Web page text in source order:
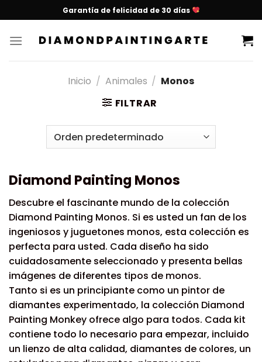
Garantía de felicidad de 30 días
Inicio / Animales / Monos
FILTRAR
Diamond Painting Monos
Descubre el fascinante mundo de la colección
Diamond Painting Monos. Si es usted un fan de los
ingeniosos y juguetones monos, esta colección es
perfecta para usted. Cada diseño ha sido
cuidadosamente seleccionado y presenta bellas
imágenes de diferentes tipos de monos.
Tanto si es un principiante como un pintor de
diamantes experimentado, la colección Diamond
Painting Monkey ofrece algo para todos. Cada kit
contiene todo lo necesario para empezar, incluido
un lienzo de alta calidad, diamantes de colores, un